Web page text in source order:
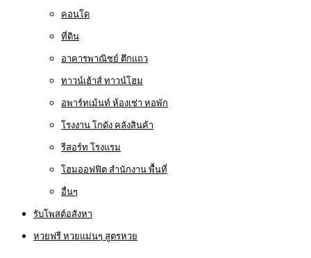
คอนโด
ที่ดิน
อาคารพาณิชย์ ตึกแถว
ทาวน์เฮ้าส์ ทาวน์โฮม
อพาร์ทเม้นท์ ห้องเช่า หอพัก
โรงงาน โกดัง คลังสินค้า
รีสอร์ท โรงแรม
โฮมออฟฟิต สำนักงาน พื้นที่
อื่นๆ
รับโพสต์อสังหา
หวยฟรี หวยแม่นๆ สูตรหวย